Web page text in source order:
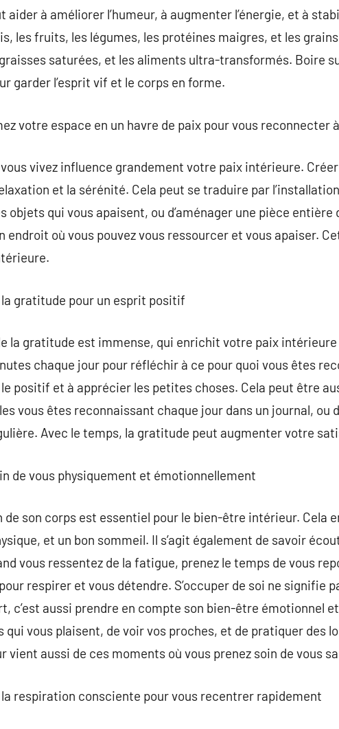
à améliorer l’humeur, à augmenter l’énergie, et à
les fruits, les légumes, les protéines maigres, et les
saturées, et les aliments ultra-transformés. Boire
garder l’esprit vif et le corps en forme.
votre espace en un havre de paix pour vous reconnecter
vous vivez influence grandement votre paix intérieure.
et la sérénité. Cela peut se traduire par
objets qui vous apaisent, ou d’aménager une pièce entière
endroit où vous pouvez vous ressourcer et vous apaiser.
gratitude pour un esprit positif
la gratitude est immense, qui enrichit votre paix
chaque jour pour réfléchir à ce pour quoi vous êtes
positif et à apprécier les petites choses. Cela peut être
vous êtes reconnaissant chaque jour dans un journal,
Avec le temps, la gratitude peut augmenter votre
de vous physiquement et émotionnellement
de son corps est essentiel pour le bien-être intérieur. Cela
et un bon sommeil. Il s’agit également de savoir
vous ressentez de la fatigue, prenez le temps de vous
respirer et vous détendre. S’occuper de soi ne signifie
c’est aussi prendre en compte son bien-être émotionnel
qui vous plaisent, de voir vos proches, et de pratiquer des
vient aussi de ces moments où vous prenez soin de vous
respiration consciente pour vous recentrer rapidement